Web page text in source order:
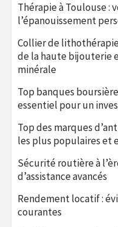
Thérapie à Toulouse :
l’épanouissement
Collier de
de la haute bijouterie
minérale
Top banques
essentiel pour un
Top des marques
les plus populaires et
Sécurité routière à
d’assistance avancés
Rendement locatif :
courantes